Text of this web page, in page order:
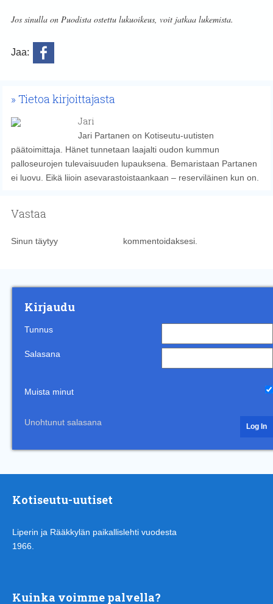
Jos sinulla on Puodista ostettu lukuoikeus, voit jatkaa lukemista.
Jaa:
Tietoa kirjoittajasta
Jari
Jari Partanen on Kotiseutu-uutisten
päätoimittaja. Hänet tunnetaan laajalti oudon kummun
palloseurojen tulevaisuuden lupauksena. Bemaristaan Partanen
ei luovu. Eikä liioin asevarastoistaankaan – reserviläinen kun on.
Vastaa
Sinun täytyy kommentoidaksesi.
Kirjaudu
Tunnus
Salasana
Muista minut
Unohtunut salasana
Kotiseutu-uutiset
Liperin ja Rääkkylän paikallislehti vuodesta
1966.
Kuinka voimme palvella?